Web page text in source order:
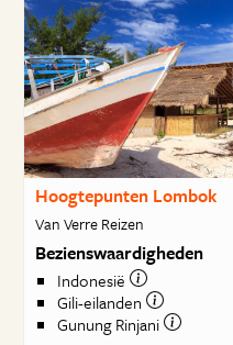
Hoogtepunten Lombok
Van Verre Reizen
Bezienswaardigheden
Indonesië
Gili-eilanden
Gunung Rinjani